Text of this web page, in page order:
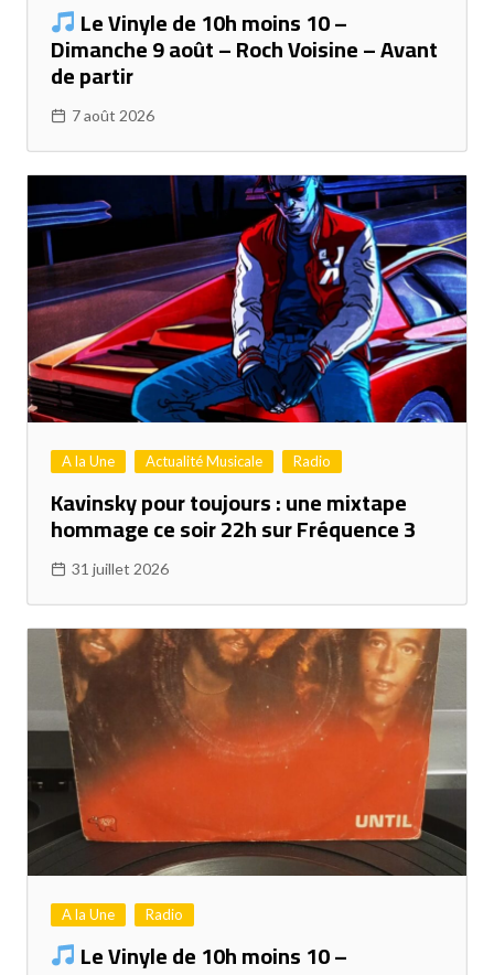
Le Vinyle de 10h moins 10 –
Dimanche 9 août – Roch Voisine – Avant
de partir
7 août 2026
A la Une Actualité Musicale Radio
Kavinsky pour toujours : une mixtape
hommage ce soir 22h sur Fréquence 3
31 juillet 2026
A la Une Radio
Le Vinyle de 10h moins 10 –